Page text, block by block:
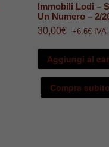
Immobili Lodi –
Un Numero – 2/
30,00€ +6.6€ IVA
Aggiungi al
Compra subito